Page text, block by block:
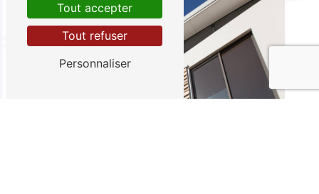
Tout accepter
Tout refuser
Personnaliser